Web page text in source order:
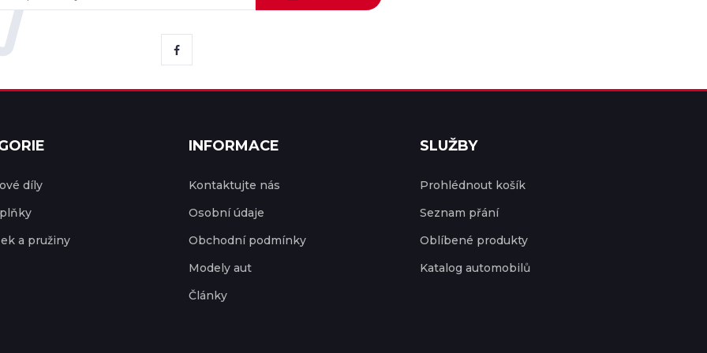
díly
a pružiny
INFORMACE
Kontaktujte nás
Osobní údaje
Obchodní podmínky
Modely aut
Články
SLUŽBY
Prohlédnout košík
Seznam přání
Oblíbené produkty
Katalog automobilů